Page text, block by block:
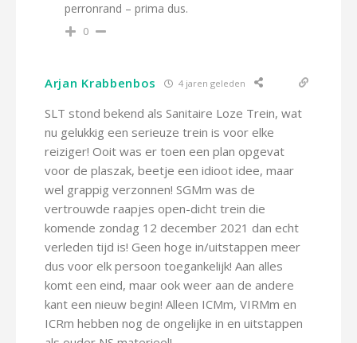
perronrand – prima dus.
0
Arjan Krabbenbos 4 jaren geleden
SLT stond bekend als Sanitaire Loze Trein, wat
nu gelukkig een serieuze trein is voor elke
reiziger! Ooit was er toen een plan opgevat
voor de plaszak, beetje een idioot idee, maar
wel grappig verzonnen! SGMm was de
vertrouwde raapjes open-dicht trein die
komende zondag 12 december 2021 dan echt
verleden tijd is! Geen hoge in/uitstappen meer
dus voor elk persoon toegankelijk! Aan alles
komt een eind, maar ook weer aan de andere
kant een nieuw begin! Alleen ICMm, VIRMm en
ICRm hebben nog de ongelijke in en uitstappen